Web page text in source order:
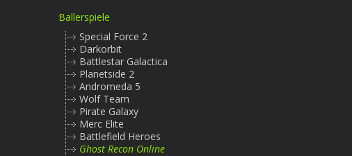
Ballerspiele
Special Force 2
Darkorbit
Battlestar Galactica
Planetside 2
Andromeda 5
Wolf Team
Pirate Galaxy
Merc Elite
Battlefield Heroes
Ghost Recon Online